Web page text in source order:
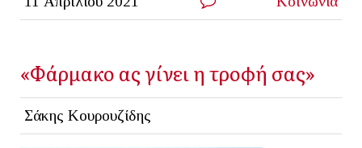
«Φάρμακο ας γίνει η τροφή σας»
Σάκης Κουρουζίδης